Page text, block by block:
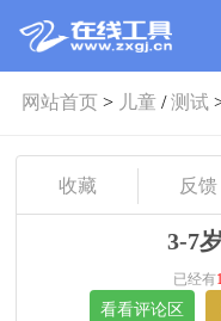
网站首页> 儿童/测试
收藏 反馈
3-7
已经有